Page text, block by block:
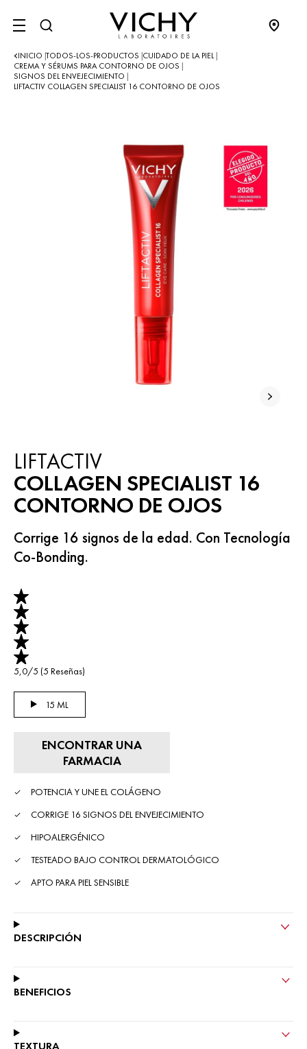
SITE MENU
INICIO TODOS-LOS-PRODUCTOS CUIDADO DE LA PIEL
CREMA Y SÉRUMS PARA CONTORNO DE OJOS
SIGNOS DEL ENVEJECIMIENTO
LIFTACTIV COLLAGEN SPECIALIST 16 CONTORNO DE OJOS
LIFTACTIV
COLLAGEN SPECIALIST 16
CONTORNO DE OJOS
Corrige 16 signos de la edad. Con Tecnología
Co-Bonding.
5,0/5 (5 Reseñas)
Selected size
15 ML
ENCONTRAR UNA
FARMACIA
POTENCIA Y UNE EL COLÁGENO
CORRIGE 16 SIGNOS DEL ENVEJECIMIENTO
HIPOALERGÉNICO
TESTEADO BAJO CONTROL DERMATOLÓGICO
APTO PARA PIEL SENSIBLE
DESCRIPCIÓN
BENEFICIOS
TEXTURA